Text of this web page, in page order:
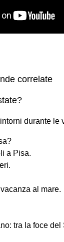
correlate
durante le
a Pisa.
al mare.
tra la foce del